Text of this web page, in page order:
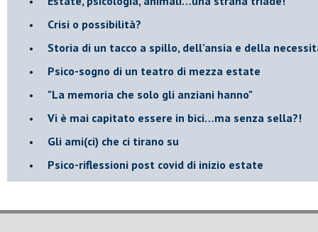
​Crisi o possibilità?
​Storia di un tacco a spillo, dell’ansia e della
​Psico-sogno di un teatro di mezza estate
"La memoria che solo gli anziani hanno"
​Vi è mai capitato essere in bici…ma senza sella?!
​Gli ami(ci) che ci tirano su
Psico-riflessioni post covid di inizio estate